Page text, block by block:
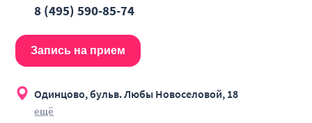
8 (495) 590-85-74
Запись на прием
Одинцово, бульв. Любы Новоселовой, 18
ещё